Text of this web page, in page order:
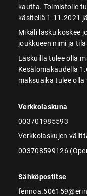
kautta. Toimistolle
käsitellä 1.11.2021
Mikäli lasku koskee
joukkueen nimi ja
Laskuilla tulee olla
Kesälomakaudella
maksuaika tulee
Verkkolaskuna
003701985593
Verkkolaskujen
003708599126
Sähköpostitse